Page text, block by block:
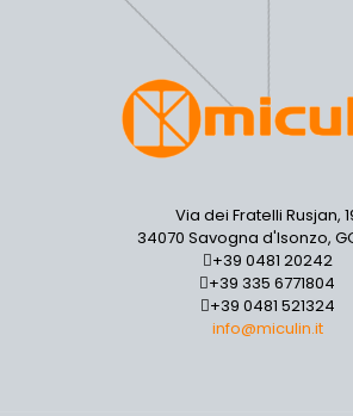
Via dei Fratelli Rusjan,
34070 Savogna d'Isonzo,
+39 0481 20242
+39 335 6771804
+39 0481 521324
info@miculin.it